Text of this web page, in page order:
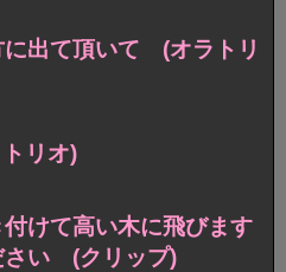
に出て頂いて (オラトリ
リオ)
けて高い木に飛びます
さい (クリップ)